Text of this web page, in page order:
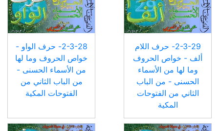
2-3-29- حرف اللام
ألف - خواص الحروف
وما لها من الأسماء
الحسنى - من الباب
الثاني من الفتوحات
المكية
2-3-28- حرف الواو -
خواص الحروف وما لها
من الأسماء الحسنى -
من الباب الثاني من
الفتوحات المكية